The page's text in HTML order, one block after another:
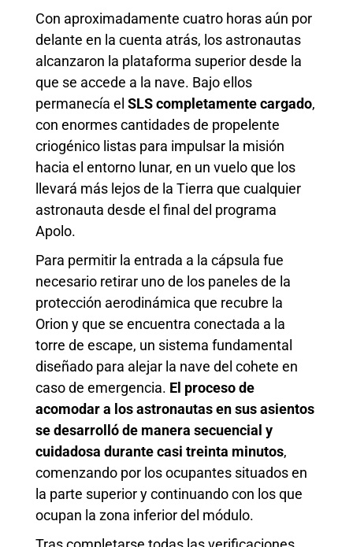
Con aproximadamente cuatro horas aún por
delante en la cuenta atrás, los astronautas
alcanzaron la plataforma superior desde la
que se accede a la nave. Bajo ellos
permanecía el SLS completamente cargado,
con enormes cantidades de propelente
criogénico listas para impulsar la misión
hacia el entorno lunar, en un vuelo que los
llevará más lejos de la Tierra que cualquier
astronauta desde el final del programa
Apolo.
Para permitir la entrada a la cápsula fue
necesario retirar uno de los paneles de la
protección aerodinámica que recubre la
Orion y que se encuentra conectada a la
torre de escape, un sistema fundamental
diseñado para alejar la nave del cohete en
caso de emergencia. El proceso de
acomodar a los astronautas en sus asientos
se desarrolló de manera secuencial y
cuidadosa durante casi treinta minutos,
comenzando por los ocupantes situados en
la parte superior y continuando con los que
ocupan la zona inferior del módulo.